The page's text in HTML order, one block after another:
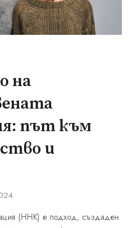
на
път към
и
(ННК) е подход, създаден